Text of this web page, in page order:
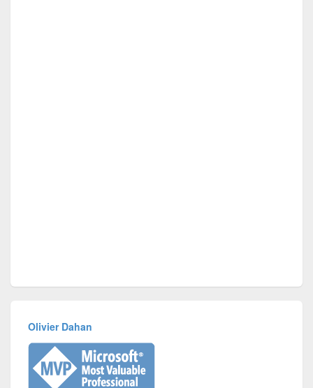
Olivier Dahan